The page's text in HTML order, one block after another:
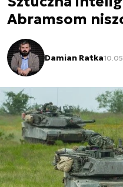
Abramsom
Damian Ratka